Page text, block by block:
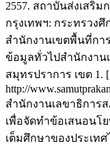
2557. สถาบันส่งเสริ
กรุงเทพฯ: กระทรวงศึ
สำนักงานเขตพื้นที่กา
ข้อมูลทั่วไปสำนักงา
สมุทรปราการ เขต 1.
http://
สำนักงานเลขาธิการ
เพื่อจัดทำข้อเสนอนโ
เต็มศึกษาของประเท